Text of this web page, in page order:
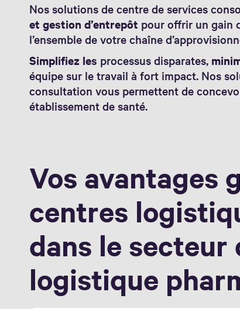
Nos solutions de centre de services
et gestion d’entrepôt pour offrir un gain
l’ensemble de votre chaîne
Simplifiez les processus disparates,
équipe sur le travail à fort impact. Nos
consultation vous permettent de
établissement de santé.
Vos avantages
centres
dans le secteur
logistique